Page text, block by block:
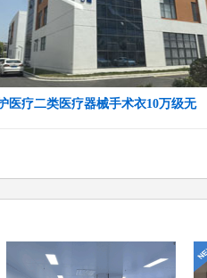
医疗二类医疗器械手术衣10万级无